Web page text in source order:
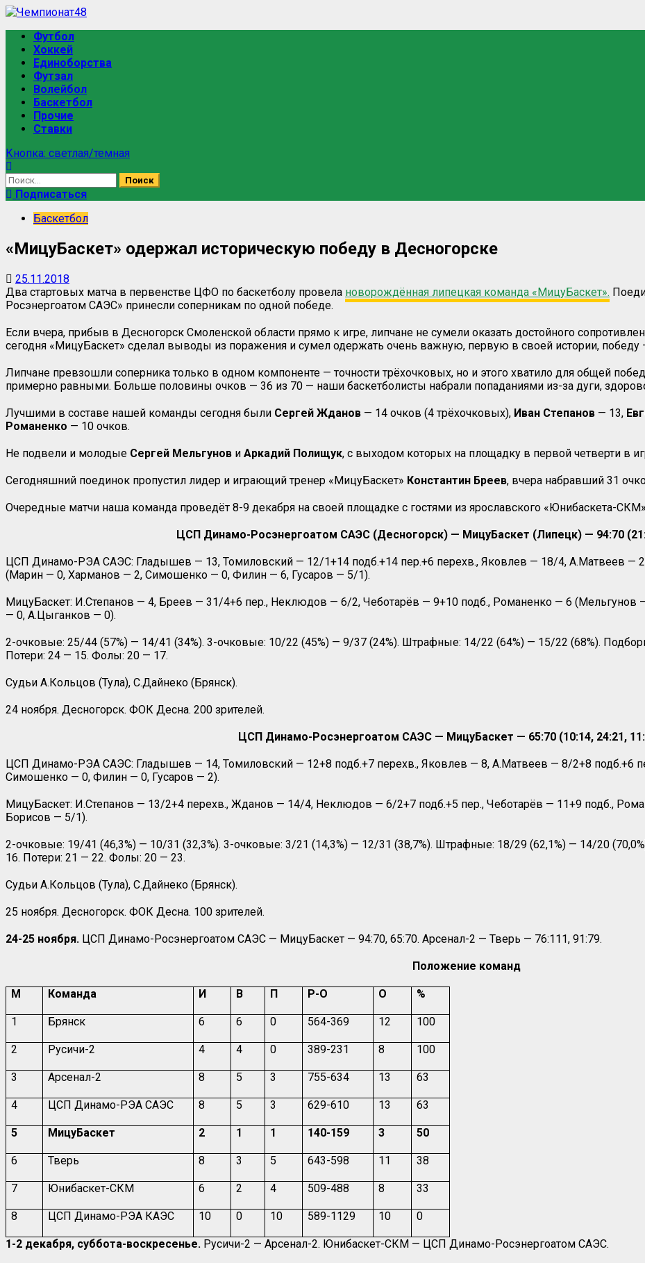
Перейти
содержимому
Основное
меню
Футбол
Хоккей
Единоборства
Футзал
Волейбол
Баскетбол
Прочие
Ставки
Кнопка: светлая/темная
Найти:
Подписаться
Баскетбол
«МицуБаскет» одержал историческую победу в Десногорске
25.11.2018
Два стартовых матча в первенстве ЦФО по баскетболу провела новорождённая липецкая команда «МицуБаскет».
Росэнергоатом САЭС» принесли соперникам по одной победе.
Если вчера, прибыв в Десногорск Смоленской области прямо к игре, липчане не сумели оказать достойного
сегодня «МицуБаскет» сделал выводы из поражения и сумел одержать очень важную, первую в своей истории, победу
Липчане превзошли соперника только в одном компоненте — точности трёхочковых, но и этого хватило для общей
примерно равными. Больше половины очков — 36 из 70 — наши баскетболисты набрали попаданиями из-за дуги,
Лучшими в составе нашей команды сегодня были Сергей Жданов — 14 очков (4 трёхочковых), Иван Степанов — 13,
Романенко — 10 очков.
Не подвели и молодые Сергей Мельгунов и Аркадий Полищук, с выходом которых на площадку в первой четверти в
Сегодняшний поединок пропустил лидер и играющий тренер «МицуБаскет» Константин Бреев, вчера набравший 31
Очередные матчи наша команда проведёт 8-9 декабря на своей площадке с гостями из ярославского «Юнибаскета-
ЦСП Динамо-Росэнергоатом САЭС (Десногорск) — МицуБаскет (Липецк) — 94:70
ЦСП Динамо-РЭА САЭС: Гладышев — 13, Томиловский — 12/1+14 подб.+14 пер.+6 перехв., Яковлев — 18/4, А.Матвеев —
(Марин — 0, Харманов — 2, Симошенко — 0, Филин — 6, Гусаров — 5/1).
МицуБаскет: И.Степанов — 4, Бреев — 31/4+6 пер., Неклюдов — 6/2, Чеботарёв — 9+10 подб., Романенко — 6
— 0, А.Цыганков — 0).
2-очковые: 25/44 (57%) — 14/41 (34%). 3-очковые: 10/22 (45%) — 9/37 (24%). Штрафные: 14/22 (64%) — 15/22 (68%).
Потери: 24 — 15. Фолы: 20 — 17.
Судьи А.Кольцов (Тула), С.Дайнеко (Брянск).
24 ноября. Десногорск. ФОК Десна. 200 зрителей.
ЦСП Динамо-Росэнергоатом САЭС — МицуБаскет — 65:70 (10:14, 24:21,
ЦСП Динамо-РЭА САЭС: Гладышев — 14, Томиловский — 12+8 подб.+7 перехв., Яковлев — 8, А.Матвеев — 8/2+8 подб.+6
Симошенко — 0, Филин — 0, Гусаров — 2).
МицуБаскет: И.Степанов — 13/2+4 перехв., Жданов — 14/4, Неклюдов — 6/2+7 подб.+5 пер., Чеботарёв — 11+9 подб.,
Борисов — 5/1).
2-очковые: 19/41 (46,3%) — 10/31 (32,3%). 3-очковые: 3/21 (14,3%) — 12/31 (38,7%). Штрафные: 18/29 (62,1%) — 14/20
16. Потери: 21 — 22. Фолы: 20 — 23.
Судьи А.Кольцов (Тула), С.Дайнеко (Брянск).
25 ноября. Десногорск. ФОК Десна. 100 зрителей.
24-25 ноября. ЦСП Динамо-Росэнергоатом САЭС — МицуБаскет — 94:70, 65:70. Арсенал-2 — Тверь — 76:111, 91:79.
Положение команд
М Команда И В П Р-О О %
1 Брянск 6 6 0 564-369 12 100
2 Русичи-2 4 4 0 389-231 8 100
3 Арсенал-2 8 5 3 755-634 13 63
4 ЦСП Динамо-РЭА САЭС 8 5 3 629-610 13 63
5 МицуБаскет 2 1 1 140-159 3 50
6 Тверь 8 3 5 643-598 11 38
7 Юнибаскет-СКМ 6 2 4 509-488 8 33
8 ЦСП Динамо-РЭА КАЭС 10 0 10 589-1129 10 0
1-2 декабря, суббота-воскресенье. Русичи-2 — Арсенал-2. Юнибаскет-СКМ — ЦСП Динамо-Росэнергоатом САЭС.